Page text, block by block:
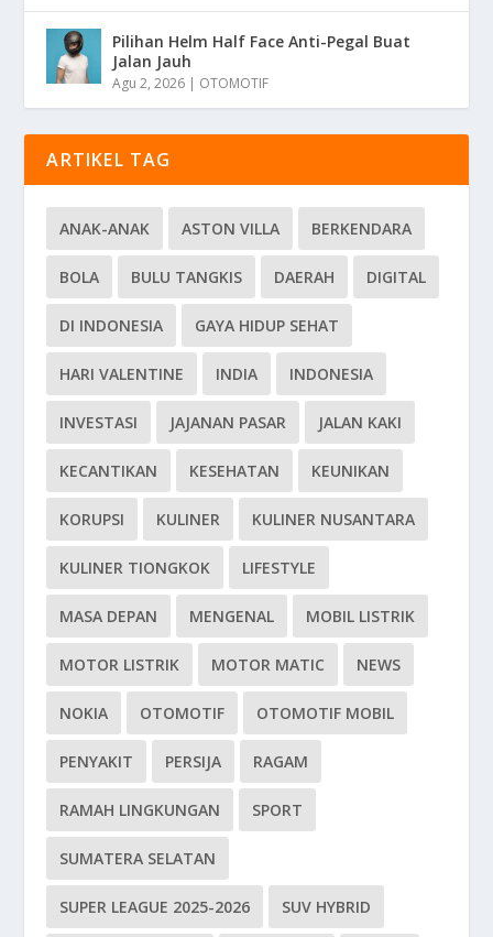
Pilihan Helm Half Face Anti-Pegal Buat
Jalan Jauh
Agu 2, 2026 | OTOMOTIF
ARTIKEL TAG
ANAK-ANAK ASTON VILLA BERKENDARA
BOLA BULU TANGKIS DAERAH DIGITAL
DI INDONESIA GAYA HIDUP SEHAT
HARI VALENTINE INDIA INDONESIA
INVESTASI JAJANAN PASAR JALAN KAKI
KECANTIKAN KESEHATAN KEUNIKAN
KORUPSI KULINER KULINER NUSANTARA
KULINER TIONGKOK LIFESTYLE
MASA DEPAN MENGENAL MOBIL LISTRIK
MOTOR LISTRIK MOTOR MATIC NEWS
NOKIA OTOMOTIF OTOMOTIF MOBIL
PENYAKIT PERSIJA RAGAM
RAMAH LINGKUNGAN SPORT
SUMATERA SELATAN
SUPER LEAGUE 2025-2026 SUV HYBRID